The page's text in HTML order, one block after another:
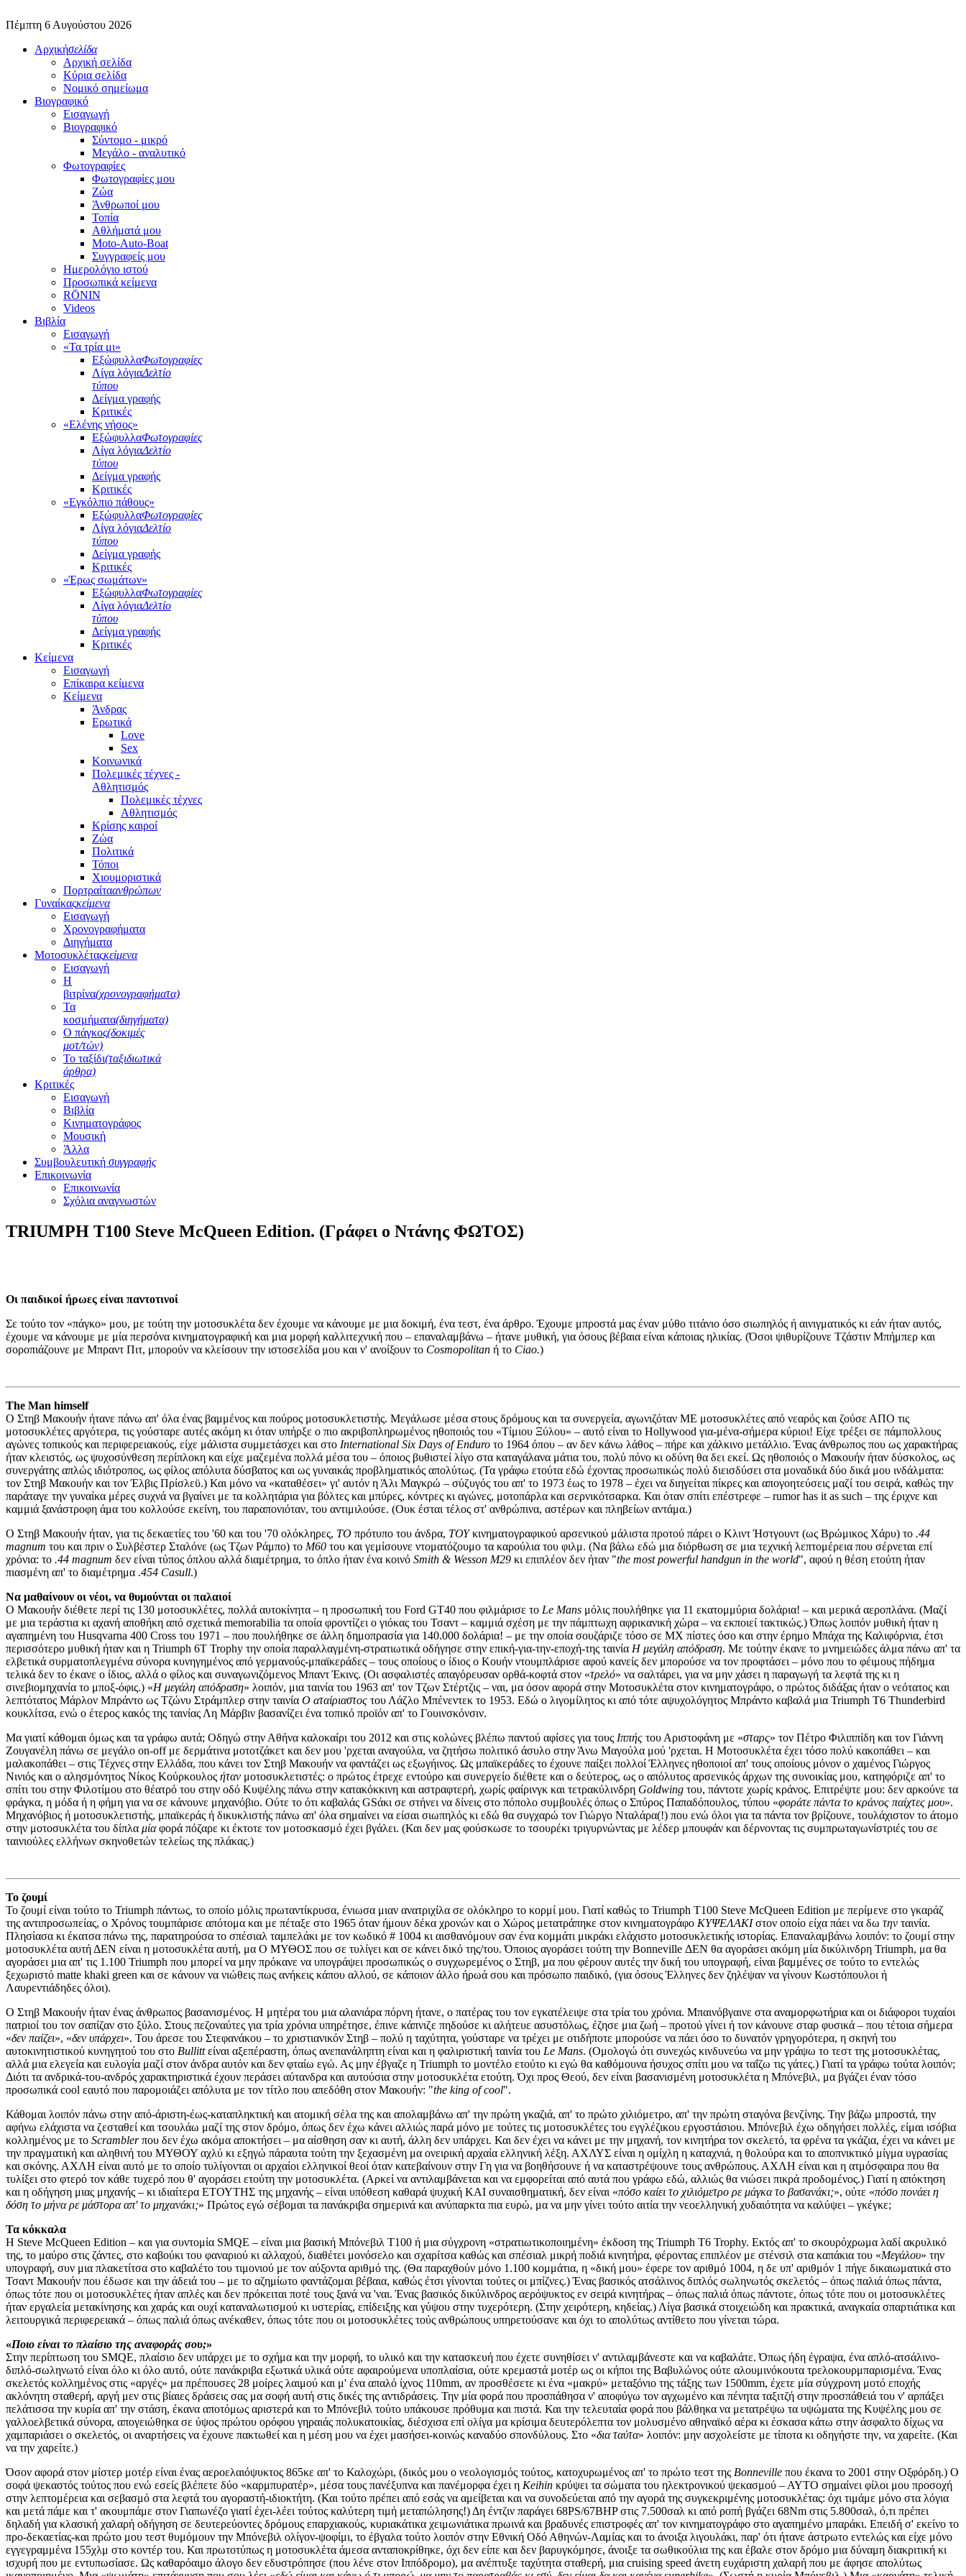
Πέμπτη 6 Αυγούστου 2026
Αρχικήσελίδα
Αρχική σελίδα
Κύρια σελίδα
Νομικό σημείωμα
Βιογραφικό
Εισαγωγή
Βιογραφικό
Σύντομο - μικρό
Μεγάλο - αναλυτικό
Φωτογραφίες
Φωτογραφίες μου
Ζώα
Άνθρωποί μου
Τοπία
Αθλήματά μου
Moto-Auto-Boat
Συγγραφείς μου
Ημερολόγιο ιστού
Προσωπικά κείμενα
RŌNIN
Videos
Βιβλία
Εισαγωγή
«Τα τρία μι»
ΕξώφυλλαΦωτογραφίες
Λίγα λόγιαΔελτίο
τύπου
Δείγμα γραφής
Κριτικές
«Ελένης νήσος»
ΕξώφυλλαΦωτογραφίες
Λίγα λόγιαΔελτίο
τύπου
Δείγμα γραφής
Κριτικές
«Εγκόλπιο πάθους»
ΕξώφυλλαΦωτογραφίες
Λίγα λόγιαΔελτίο
τύπου
Δείγμα γραφής
Κριτικές
«Έρως σωμάτων»
ΕξώφυλλαΦωτογραφίες
Λίγα λόγιαΔελτίο
τύπου
Δείγμα γραφής
Κριτικές
Κείμενα
Εισαγωγή
Επίκαιρα κείμενα
Κείμενα
Άνδρας
Ερωτικά
Love
Sex
Κοινωνικά
Πολεμικές τέχνες -
Αθλητισμός
Πολεμικές τέχνες
Αθλητισμός
Κρίσης καιροί
Ζώα
Πολιτικά
Τόποι
Χιουμοριστικά
Πορτραίταανθρώπων
Γυναίκαςκείμενα
Εισαγωγή
Χρονογραφήματα
Διηγήματα
Μοτοσυκλέταςκείμενα
Εισαγωγή
Η
βιτρίνα(χρονογραφήματα)
Τα
κοσμήματα(διηγήματα)
Ο πάγκος(δοκιμές
μοτ/τών)
Το ταξίδι(ταξιδιωτικά
άρθρα)
Κριτικές
Εισαγωγή
Βιβλία
Κινηματογράφος
Μουσική
Άλλα
Συμβουλευτική συγγραφής
Επικοινωνία
Επικοινωνία
Σχόλια αναγνωστών
TRIUMPH T100 Steve McQueen Edition. (Γράφει ο Ντάνης ΦΩΤΟΣ)
Οι παιδικοί ήρωες είναι παντοτινοί
Σε τούτο τον «πάγκο» μου, με τούτη την μοτοσυκλέτα δεν έχουμε να κάνουμε με μια δοκιμή, ένα τεστ, ένα άρθρο. Έχουμε μπροστά μας έναν μύθο τιτάνιο όσο σιωπηλός ή αινιγματικός κι εάν ήταν αυτός,
έχουμε να κάνουμε με μία περσόνα κινηματογραφική και μια μορφή καλλιτεχνική που – επαναλαμβάνω – ήτανε μυθική, για όσους βέβαια είναι κάποιας ηλικίας. (Όσοι ψιθυρίζουνε Τζάστιν Μπήμπερ και
σοροπιάζουνε με Μπραντ Πιτ, μπορούν να κλείσουν την ιστοσελίδα μου και ν' ανοίξουν το Cosmopolitan ή το Ciao.)
The Man himself
Ο Στηβ Μακουήν ήτανε πάνω απ' όλα ένας βαμμένος και πούρος μοτοσυκλετιστής. Μεγάλωσε μέσα στους δρόμους και τα συνεργεία, αγωνιζόταν ΜΕ μοτοσυκλέτες από νεαρός και ζούσε ΑΠΟ τις
μοτοσυκλέτες αργότερα, τις γούσταρε αυτές ακόμη κι όταν υπήρξε ο πιο ακριβοπληρωμένος ηθοποιός του «Τίμιου Ξύλου» – αυτό είναι το Hollywood για-μένα-σήμερα κύριοι! Είχε τρέξει σε πάμπολλους
αγώνες τοπικούς και περιφερειακούς, είχε μάλιστα συμμετάσχει και στο International Six Days of Enduro το 1964 όπου – αν δεν κάνω λάθος – πήρε και χάλκινο μετάλλιο. Ένας άνθρωπος που ως χαρακτήρας
ήταν κλειστός, ως ψυχοσύνθεση περίπλοκη και είχε μαζεμένα πολλά μέσα του – όποιος βυθιστεί λίγο στα καταγάλανα μάτια του, πολύ πόνο κι οδύνη θα δει εκεί. Ως ηθοποιός ο Μακουήν ήταν δύσκολος, ως
συνεργάτης απλώς ιδιότροπος, ως φίλος απόλυτα δύσβατος και ως γυναικάς προβληματικός απολύτως. (Τα γράφω ετούτα εδώ έχοντας προσωπικώς πολύ διεισδύσει στα μοναδικά δύο δικά μου ινδάλματα:
τον Στηβ Μακουήν και τον Έλβις Πρίσλεϋ.) Και μόνο να «καταθέσει» γι' αυτόν η Άλι Μαγκρώ – σύζυγός του απ' το 1973 έως το 1978 – έχει να διηγείται πίκρες και απογοητεύσεις μαζί του σειρά, καθώς την
παράταγε την γυναίκα μέρες συχνά να βγαίνει με τα κολλητάρια για βόλτες και μπύρες, κόντρες κι αγώνες, μοτοπάρλα και σερνικότσαρκα. Και όταν σπίτι επέστρεφε – rumor has it as such – της έριχνε και
καμμιά ξανάστροφη άμα του κολλούσε εκείνη, του παραπονιόταν, του αντιμιλούσε. (Ουκ έσται τέλος στ' ανθρώπινα, αστέρων και πληβείων αντάμα.)
Ο Στηβ Μακουήν ήταν, για τις δεκαετίες του '60 και του '70 ολόκληρες, ΤΟ πρότυπο του άνδρα, ΤΟΥκινηματογραφικού αρσενικού μάλιστα προτού πάρει ο Κλιντ Ήστγουντ (ως Βρώμικος Χάρυ) το .44
magnum του και πριν ο Συλβέστερ Σταλόνε (ως Τζων Ράμπο) το Μ60 του και γεμίσουνε ντοματόζουμο τα καρούλια του φιλμ. (Να βάλω εδώ μια διόρθωση σε μια τεχνική λεπτομέρεια που σέρνεται επί
χρόνια: το .44 magnum δεν είναι τύπος όπλου αλλά διαμέτρημα, το όπλο ήταν ένα κοινό Smith & Wesson M29 κι επιπλέον δεν ήταν "the most powerful handgun in the world", αφού η θέση ετούτη ήταν
πιασμένη απ' το διαμέτρημα .454 Casull.)
Να μαθαίνουν οι νέοι, να θυμούνται οι παλαιοί
Ο Μακουήν διέθετε περί τις 130 μοτοσυκλέτες, πολλά αυτοκίνητα – η προσωπική του Ford GT40 που φιλμάρισε το Le Mans μόλις πουλήθηκε για 11 εκατομμύρια δολάρια! – και μερικά αεροπλάνα. (Μαζί
με μια τεράστια κι αχανή αποθήκη από σχετικά memorabilia τα οποία φροντίζει ο γιόκας του Τσαντ – καμμιά σχέση με την πάμπτωχη αφρικανική χώρα – να εκποιεί τακτικώς.) Όπως λοιπόν μυθική ήταν η
αγαπημένη του Husqvarna 400 Cross του 1971 – που πουλήθηκε σε άλλη δημοπρασία για 140.000 δολάρια! – με την οποία σουζάριζε τόσο σε ΜΧ πίστες όσο και στην έρημο Μπάχα της Καλιφόρνια, έτσι
περισσότερο μυθική ήταν και η Triumph 6Τ Trophy την οποία παραλλαγμένη-στρατιωτικά οδήγησε στην επική-για-την-εποχή-της ταινία Η μεγάλη απόδραση. Με τούτην έκανε το μνημειώδες άλμα πάνω απ' τα
ελβετικά συρματοπλεγμένα σύνορα κυνηγημένος από γερμανούς-μπαϊκεράδες – τους οποίους ο ίδιος ο Κουήν ντουμπλάρισε αφού κανείς δεν μπορούσε να τον προφτάσει – μόνο που το φέιμους πήδημα
τελικά δεν το έκανε ο ίδιος, αλλά ο φίλος και συναγωνιζόμενος Μπαντ Έκινς. (Οι ασφαλιστές απαγόρευσαν ορθά-κοφτά στον «τρελό» να σαλτάρει, για να μην χάσει η παραγωγή τα λεφτά της κι η
σινεβιομηχανία το μποξ-όφις.) «Η μεγάλη απόδραση» λοιπόν, μια ταινία του 1963 απ' τον Τζων Στέρτζις – ναι, μα όσον αφορά στην Μοτοσυκλέτα στον κινηματογράφο, ο πρώτος διδάξας ήταν ο νεότατος και
λεπτότατος Μάρλον Μπράντο ως Τζώνυ Στράμπλερ στην ταινία Ο αταίριαστος του Λάζλο Μπένεντεκ το 1953. Εδώ ο λιγομίλητος κι από τότε αψυχολόγητος Μπράντο καβαλά μια Triumph T6 Thunderbird
κουκλίτσα, ενώ ο έτερος κακός της ταινίας Λη Μάρβιν βασανίζει ένα τοπικό προϊόν απ' το Γουινσκόνσιν.
Μα γιατί κάθομαι όμως και τα γράφω αυτά; Οδηγώ στην Αθήνα καλοκαίρι του 2012 και στις κολώνες βλέπω παντού αφίσες για τους Ιππής του Αριστοφάνη με «σταρς» τον Πέτρο Φιλιππίδη και τον Γιάννη
Ζουγανέλη πάνω σε μεγάλο on-off με δερμάτινα μοτοτζάκετ και δεν μου 'ρχεται αναγούλα, να ζητήσω πολιτικό άσυλο στην Άνω Μαγούλα μού 'ρχεται. Η Μοτοσυκλέτα έχει τόσο πολύ κακοπάθει – και
μαλακοπάθει – στις Τέχνες στην Ελλάδα, που κάνει τον Στηβ Μακουήν να φαντάζει ως εξωγήινος. Ως μπαϊκεράδες το έχουνε παίξει πολλοί Έλληνες ηθοποιοί απ' τους οποίους μόνον ο χαμένος Γιώργος
Νινιός και ο αλησμόνητος Νίκος Κούρκουλος ήταν μοτοσυκλετιστές: ο πρώτος έτρεχε εντούρο και συνεργείο διέθετε και ο δεύτερος, ως ο απόλυτος αρσενικός άρχων της συνοικίας μου, κατηφόριζε απ' το
σπίτι του στην Φιλοτίμου στο θέατρό του στην οδό Κυψέλης πάνω στην κατακόκκινη και αστραφτερή, χωρίς φαίρινγκ και τετρακύλινδρη Goldwing του, πάντοτε χωρίς κράνος. Επιτρέψτε μου: δεν αρκούνε τα
φράγκα, η μόδα ή η φήμη για να σε κάνουνε μηχανόβιο. Ούτε το ότι καβαλάς GSάκι σε στήνει να δίνεις στο πόπολο συμβουλές όπως ο Σπύρος Παπαδόπουλος, τύπου «φοράτε πάντα το κράνος παίχτες μου».
Μηχανόβιος ή μοτοσυκλετιστής, μπαϊκεράς ή δικυκλιστής πάνω απ' όλα σημαίνει να είσαι σιωπηλός κι εδώ θα συγχαρώ τον Γιώργο Νταλάρα(!) που ενώ όλοι για τα πάντα τον βρίζουνε, τουλάχιστον το άτομο
στην μοτοσυκλέτα του δίπλα μίαφορά πόζαρε κι έκτοτε τον μοτοσκασμό έχει βγάλει. (Και δεν μας φούσκωσε το τσουρέκι τριγυρνώντας με λέδερ μπουφάν και δέρνοντας τις συμπρωταγωνίστριές του σε
ταινιούλες ελλήνων σκηνοθετών τελείως της πλάκας.)
Το ζουμί
Το ζουμί είναι τούτο το Triumph πάντως, το οποίο μόλις πρωταντίκρυσα, ένιωσα μιαν ανατριχίλα σε ολόκληρο το κορμί μου. Γιατί καθώς το Triumph T100 Steve McQueen Edition με περίμενε στο γκαράζ
της αντιπροσωπείας, o Xρόνος τουμπάρισε απότομα και με πέταξε στο 1965 όταν ήμουν δέκα χρονών και ο Χώρος μετατράπηκε στον κινηματογράφο ΚΥΨΕΛΑΚΙστον οποίο είχα πάει να δω την ταινία.
Πλησίασα κι έκατσα πάνω της, παρατηρούσα το σπέσιαλ ταμπελάκι με τον κωδικό # 1004 κι αισθανόμουν σαν ένα κομμάτι μικράκι ελάχιστο μοτοσυκλετικής ιστορίας. Επαναλαμβάνω λοιπόν: το ζουμί στην
μοτοσυκλέτα αυτή ΔΕΝ είναι η μοτοσυκλέτα αυτή, μα Ο ΜΥΘΟΣ που σε τυλίγει και σε κάνει δικό της/του. Όποιος αγοράσει τούτη την Bonneville ΔΕΝ θα αγοράσει ακόμη μία δικύλινδρη Triumph, μα θα
αγοράσει μια απ' τις 1.100 Triumph που μπορεί να μην πρόκανε να υπογράψει προσωπικώς ο συγχωρεμένος ο Στηβ, μα που φέρουν αυτές την δική του υπογραφή, είναι βαμμένες σε τούτο το εντελώς
ξεχωριστό matte khaki green και σε κάνουν να νιώθεις πως ανήκεις κάπου αλλού, σε κάποιον άλλο ήρωά σου και πρόσωπο παιδικό, (για όσους Έλληνες δεν ζηλέψαν να γίνουν Κωστόπουλοι ή
Λαυρεντιάδηδες όλοι).
Ο Στηβ Μακουήν ήταν ένας άνθρωπος βασανισμένος. Η μητέρα του μια αλανιάρα πόρνη ήτανε, ο πατέρας του τον εγκατέλειψε στα τρία του χρόνια. Μπαινόβγαινε στα αναμορφωτήρια και οι διάφοροι τυχαίοι
πατριοί του τον σαπίζαν στο ξύλο. Στους πεζοναύτες για τρία χρόνια υπηρέτησε, έπινε κάπνιζε πηδούσε κι αλήτευε ασυστόλως, έζησε μια ζωή – προτού γίνει ή τον κάνουνε σταρ φυσικά – που τέτοια σήμερα
«δεν παίζει», «δεν υπάρχει». Του άρεσε του Στεφανάκου – το χριστιανικόν Στηβ – πολύ η ταχύτητα, γούσταρε να τρέχει με οτιδήποτε μπορούσε να πάει όσο το δυνατόν γρηγορότερα, η σκηνή του
αυτοκινητιστικού κυνηγητού του στο Bullittείναι αξεπέραστη, όπως ανεπανάληπτη είναι και η φαλιριστική ταινία του Le Mans. (Ομολογώ ότι συνεχώς κινδυνεύω να μην γράψω το τεστ της μοτοσυκλέτας,
αλλά μια ελεγεία και ευλογία μαζί στον άνδρα αυτόν και δεν φταίω εγώ. Ας μην έβγαζε η Triumph το μοντέλο ετούτο κι εγώ θα καθόμουνα ήσυχος σπίτι μου να ταΐζω τις γάτες.) Γιατί τα γράφω τούτα λοιπόν;
Διότι τα ανδρικά-του-ανδρός χαρακτηριστικά έχουν περάσει αύτανδρα και αυτούσια στην μοτοσυκλέτα ετούτη. Όχι προς Θεού, δεν είναι βασανισμένη μοτοσυκλέτα η Μπόνεβιλ, μα βγάζει έναν τόσο
προσωπικά cool εαυτό που παρομοιάζει απόλυτα με τον τίτλο που απεδόθη στον Μακουήν: "the king of cool".
Κάθομαι λοιπόν πάνω στην από-άριστη-έως-καταπληκτική και ατομική σέλα της και απολαμβάνω απ' την πρώτη γκαζιά, απ' το πρώτο χιλιόμετρο, απ' την πρώτη σταγόνα βενζίνης. Την βάζω μπροστά, την
αφήνω ελάχιστα να ζεσταθεί και τσουλάω μαζί της στον δρόμο, όπως δεν έχω κάνει αλλιώς παρά μόνο με τούτες τις μοτοσυκλέτες του εγγλέζικου εργοστάσιου. Μπόνεβιλ έχω οδηγήσει πολλές, είμαι ισόβια
κολλημένος με το Scramblerπου δεν έχω ακόμα αποκτήσει – μα αίσθηση σαν κι αυτή, άλλη δεν υπάρχει. Και δεν έχει να κάνει με την μηχανή, τον κινητήρα τον σκελετό, τα φρένα τα γκάζια, έχει να κάνει με
την πραγματική και αληθινή του ΜΥΘΟΥ αχλύ κι εξηγώ πάραυτα τούτη την ξεχασμένη μα ονειρική αρχαία ελληνική λέξη. ΑΧΛΥΣ είναι η ομίχλη η καταχνιά, η θολούρα και το αποπνικτικό μίγμα υγρασίας
και σκόνης. ΑΧΛΗ είναι αυτό με το οποίο τυλίγονται οι αρχαίοι ελληνικοί θεοί όταν κατεβαίνουν στην Γη για να βοηθήσουνε ή να καταστρέψουνε τους ανθρώπους. ΑΧΛΗ είναι και η ατμόσφαιρα που θα
τυλίξει στο φτερό τον κάθε τυχερό που θ' αγοράσει ετούτη την μοτοσυκλέτα. (Αρκεί να αντιλαμβάνεται και να εμφορείται από αυτά που γράφω εδώ, αλλιώς θα νιώσει πικρά προδομένος.) Γιατί η απόκτηση
και η οδήγηση μιας μηχανής – κι ιδιαίτερα ΕΤΟΥΤΗΣ της μηχανής – είναι υπόθεση καθαρά ψυχική ΚΑΙ συναισθηματική, δεν είναι «πόσο καίει το χιλιόμετρο ρε μάγκα το βασανάκι;», ούτε «πόσο πονάει η
δόση το μήνα ρε μάστορα απ' το μηχανάκι;» Πρώτος εγώ σέβομαι τα πανάκριβα σημερινά και ανύπαρκτα πια ευρώ, μα να μην γίνει τούτο αιτία την νεοελληνική χυδαιότητα να καλύψει – γκέγκε;
Τα κόκκαλα
Η Steve McQueen Edition – και για συντομία SMQE – είναι μια βασική Μπόνεβιλ Τ100 ή μια σύγχρονη «στρατιωτικοποιημένη» έκδοση της Triumph T6 Trophy. Εκτός απ' το σκουρόχρωμα λαδί ακρυλικό
της, το μαύρο στις ζάντες, στο καβούκι του φαναριού κι αλλαχού, διαθέτει μονόσελο και σχαρίτσα καθώς και σπέσιαλ μικρή ποδιά κινητήρα, φέροντας επιπλέον με στένσιλ στα καπάκια του «Μεγάλου» την
υπογραφή, συν μια πλακετίτσα στο καβαλέτο του τιμονιού με τον αύξοντα αριθμό της. (Θα παραχθούν μόνο 1.100 κομμάτια, η «δική μου» έφερε τον αριθμό 1004, η δε υπ' αριθμόν 1 πήγε δικαιωματικά στο
Τσαντ Μακουήν που έδωσε και την άδειά του – με το αζημίωτο φαντάζομαι βέβαια, καθώς έτσι γίνονται τούτες οι μπίζνες.) Ένας βασικός ατσάλινος διπλός σωληνωτός σκελετός – όπως παλιά όπως πάντα,
όπως τότε που οι μοτοσυκλέτες ήταν απλές και δεν πρόκειται ποτέ τους ξανά να 'ναι. Ένας βασικός δικύλινδρος αερόψυκτος εν σειρά κινητήρας – όπως παλιά όπως πάντοτε, όπως τότε που οι μοτοσυκλέτες
ήταν εργαλεία μετακίνησης και χαράς και ουχί καταναλωτισμού κι υστερίας, επίδειξης και γύψου στην τυχερότερη. (Στην χειρότερη, κηδείας.) Λίγα βασικά στοιχειώδη και πρακτικά, αναγκαία σπαρτιάτικα και
λειτουργικά περιφερειακά – όπως παλιά όπως ανέκαθεν, όπως τότε που οι μοτοσυκλέτες τούς ανθρώπους υπηρετούσανε και όχι το απολύτως αντίθετο που γίνεται τώρα.
«Ποιο είναι το πλαίσιο της αναφοράς σου;»
Στην περίπτωση του SMQE, πλαίσιο δεν υπάρχει με το σχήμα και την μορφή, το υλικό και την κατασκευή που έχετε συνηθίσει ν' αντιλαμβάνεστε και να καβαλάτε. Όπως ήδη έγραψα, ένα απλό-ατσάλινο-
διπλό-σωληνωτό είναι όλο κι όλο αυτό, ούτε πανάκριβα εξωτικά υλικά ούτε αφαιρούμενα υποπλαίσια, ούτε κρεμαστά μοτέρ ως οι κήποι της Βαβυλώνος ούτε αλουμινόκουτα τρελοκουρμπαρισμένα. Ένας
σκελετός κολλημένος στις «αργές» μα πρέπουσες 28 μοίρες λαιμού και μ' ένα απαλό ίχνος 110mm, αν προσθέσετε κι ένα «μακρύ» μεταξόνιο της τάξης των 1500mm, έχετε μία σύγχρονη μοτό εποχής
ακλόνητη σταθερή, αργή μεν στις βίαιες δράσεις σας μα σοφή αυτή στις δικές της αντιδράσεις. Την μία φορά που προσπάθησα ν' αποφύγω τον αγχωμένο και πένητα ταξιτζή στην προσπάθειά του ν' αρπάξει
πελάτισσα την κυρία απ' την στάση, έκανα αποτόμως αριστερά και το Μπόνεβιλ τούτο υπάκουσε πρόθυμα και πιστά. Και την τελευταία φορά που βάλθηκα να μετατρέψω τα υψώματα της Κυψέλης μου σε
γαλλοελβετικά σύνορα, απογειώθηκα σε ύψος πρώτου ορόφου γηραιάς πολυκατοικίας, διέσχισα επί ολίγα μα κρίσιμα δευτερόλεπτα τον μολυσμένο αθηναϊκό αέρα κι έσκασα κάτω στην άσφαλτο δίχως να
χαμπαριάσει ο σκελετός, οι αναρτήσεις να έχουνε πακτωθεί και η μέση μου να έχει μασήσει-κοινώς καναδύο σπονδύλους. Στο «δια ταύτα» λοιπόν: μην ασχολείστε με τίποτα κι οδηγήστε την, να χαρείτε. (Και
να την χαρείτε.)
Όσον αφορά στον μίστερ μοτέρ είναι ένας αεροελαιόψυκτος 865κε απ' το Καλοχώρι, (δικός μου ο νεολογισμός τούτος, κατοχυρωμένος απ' το πρώτο τεστ της Bonneville που έκανα το 2001 στην Οξφόρδη.) Ο
σοφά ψεκαστός τούτος που ενώ εσείς βλέπετε δύο «καρμπυρατέρ», μέσα τους πανέξυπνα και πανέμορφα έχει η Keihin κρύψει τα σώματα του ηλεκτρονικού ψεκασμού – ΑΥΤΟ σημαίνει φίλοι μου προσοχή
στην λεπτομέρεια και σεβασμό στα λεφτά του αγοραστή-ιδιοκτήτη. (Και τούτο πρέπει από εσάς να αμείβεται και να συνοδεύεται από την αγορά της συγκεκριμένης μοτοσυκλέτας: όχι τιμάμε μόνο στα λόγια
και μετά πάμε και τ' ακουμπάμε στον Γιαπωνέζο γιατί έχει-λέει τούτος καλύτερη τιμή μεταπώλησης!) Δη έντζιν παράγει 68PS/67BHP στις 7.500σαλ κι από ροπή βγάζει 68Nm στις 5.800σαλ, ό,τι πρέπει
δηλαδή για κλασική χαλαρή οδήγηση σε δευτερεύοντες δρόμους επαρχιακούς, κυριακάτικα χειμωνιάτικα πρωινά και βραδυνές επιστροφές απ' τον κινηματογράφο στο αγαπημένο μπαράκι. Επειδή σ' εκείνο το
προ-δεκαετίας-και πρώτο μου τεστ θυμόμουν την Μπόνεβιλ ολίγον-ψοφίμι, το έβγαλα τούτο λοιπόν στην Εθνική Οδό Αθηνών-Λαμίας και το άνοιξα λιγουλάκι, παρ' ότι ήτανε άστρωτο εντελώς και είχε μόνο
εγγεγραμμένα 155χλμ στο κοντέρ του. Και πρωτοτύπως η μοτοσυκλέτα άμεσα ανταποκρίθηκε, όχι δεν είπε και δεν βαρυγκόμησε, άνοιξε τα σωθικούλια της και έβαλε στον δρόμο μια δύναμη διακριτική κι
ισχυρή που με εντυπωσίασε. Ως καθαρόαιμο άλογο δεν εδυστρόπησε (που λένε στον Ιππόδρομο), μα ανέπτυξε ταχύτητα σταθερή, μια cruising speed άνετη ευχάριστη χαλαρή που με άφησε απολύτως